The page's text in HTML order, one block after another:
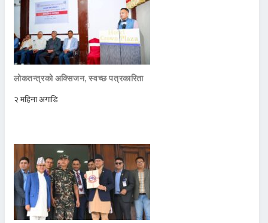
लोकतन्त्रको अक्सिजन, स्वच्छ पत्रकारिता
२ महिना अगाडि